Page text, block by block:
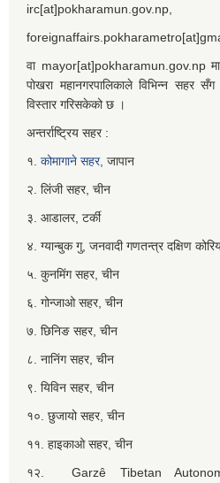
irc[at]pokharamun.gov.np,
वा mayor[at]pokharamun.gov.np
पोखरा महानगरपालिकाले विभिन्न सहर
विस्तार गरिसकेको छ ।
अन्तर्राष्ट्रिय सहर :
१. कोमागाने सहर, जापान
२. लिंजी सहर, चीन
३. आडालर, टर्की
४. ग्यान्बुक गु, जनवादी गणतन्त्र दक्षिण
५. कुनमिंग सहर, चीन
६. गोन्जाओ सहर, चीन
७. छिनिङ सहर, चीन
८. नानिंग सहर, चीन
९. यिविन सहर, चीन
१०. छुजायो सहर, चीन
११. हाइकाओ सहर, चीन
१२. Garzê Tibetan